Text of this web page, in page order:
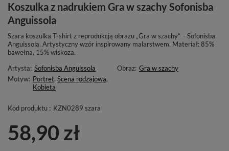
Koszulka z nadrukiem Gra w szachy Sofonisba
Anguissola
Szara koszulka T-shirt z reprodukcją obrazu „Gra w szachy” – Sofonisba
Anguissola. Artystyczny wzór inspirowany malarstwem. Materiał: 85%
bawełna, 15% wiskoza.
Artysta: Sofonisba Anguissola Obraz: Gra w szachy
Motyw: Portret, Scena rodzajowa,
Kobieta
Kod produktu : KZN0289 szara
58,90 zł